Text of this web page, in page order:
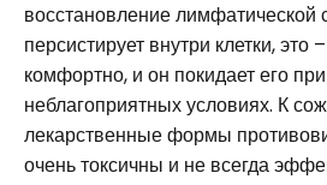
восстановление лимфатической
персистирует внутри клетки, это
комфортно, и он покидает его
неблагоприятных условиях. К
лекарственные формы
очень токсичны и не всегда